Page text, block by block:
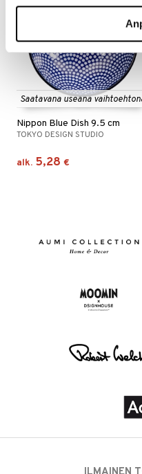
Saatavana useana
Nippon Blue Dish 9.5 cm
TOKYO DESIGN STUDIO
alk. 5,28 €